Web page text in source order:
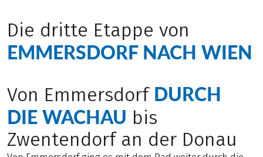
Die dritte Etappe von
EMMERSDORF NACH WIEN
Von Emmersdorf DURCH
DIE WACHAU bis
Zwentendorf an der Donau